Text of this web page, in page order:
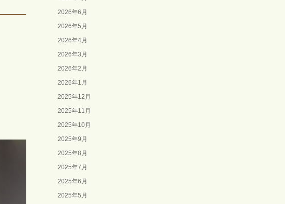
2026年6月
2026年5月
2026年4月
2026年3月
2026年2月
2026年1月
2025年12月
2025年11月
2025年10月
2025年9月
2025年8月
2025年7月
2025年6月
2025年5月